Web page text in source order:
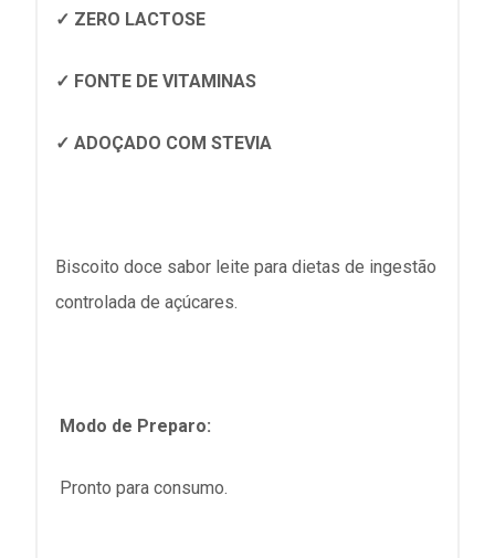
✓ ZERO LACTOSE
✓ FONTE DE VITAMINAS
✓ ADOÇADO COM STEVIA
Biscoito doce sabor leite para dietas de ingestão
controlada de açúcares.
Modo de Preparo:
Pronto para consumo.